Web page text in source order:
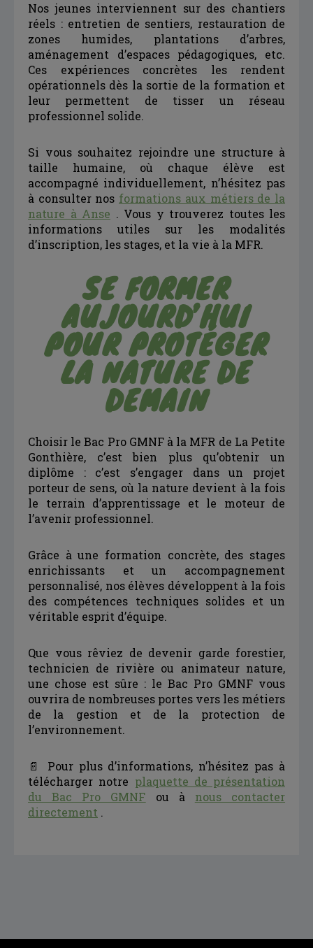
Nos jeunes interviennent sur des chantiers
réels : entretien de sentiers, restauration de
zones humides, plantations d’arbres,
aménagement d’espaces pédagogiques, etc.
Ces expériences concrètes les rendent
opérationnels dès la sortie de la formation et
leur permettent de tisser un réseau
professionnel solide.
Si vous souhaitez rejoindre une structure à
taille humaine, où chaque élève est
accompagné individuellement, n’hésitez pas
à consulter nos formations aux métiers de la
nature à Anse . Vous y trouverez toutes les
informations utiles sur les modalités
d’inscription, les stages, et la vie à la MFR.
SE FORMER
AUJOURD’HUI
POUR PROTÉGER
LA NATURE DE
DEMAIN
Choisir le Bac Pro GMNF à la MFR de La Petite
Gonthière, c’est bien plus qu’obtenir un
diplôme : c’est s’engager dans un projet
porteur de sens, où la nature devient à la fois
le terrain d’apprentissage et le moteur de
l’avenir professionnel.
Grâce à une formation concrète, des stages
enrichissants et un accompagnement
personnalisé, nos élèves développent à la fois
des compétences techniques solides et un
véritable esprit d’équipe.
Que vous rêviez de devenir garde forestier,
technicien de rivière ou animateur nature,
une chose est sûre : le Bac Pro GMNF vous
ouvrira de nombreuses portes vers les métiers
de la gestion et de la protection de
l’environnement.
📄 Pour plus d’informations, n’hésitez pas à
télécharger notre plaquette de présentation
du Bac Pro GMNF ou à nous contacter
directement .